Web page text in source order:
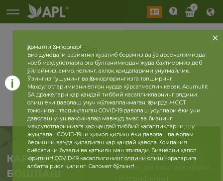
0
2026 2025
КАРЬЕРАНИ
БОШЛАШ
APL ДУНЁДА
Бизнесни кенгайтиринг,
Ҳурматли Ҳамкорлар!
Биз дунёдаги вазиятни кузатиб борамиз ва ўз арсеналимизда
ноёб маҳсулотларга эга бўлганимиздан жуда бахтиёрмиз деб
ўйлаймиз, аммо, келинг, ахлоқ қоидаларини унутмайлик.
Ўзингиз тушунинг ва Ҳамкорларингизга топширинг.
Маҳсулотларимизни ёлғон нурда кўрсатмаслик керак. Acumullit
SA дражелари ҳар қандай тиббий касалликларнинг олдини
олиш ёки даволаш учун мўлжалланмаган. Ҳозирда ЖССТ
томонидан тасдиқланган COVID-19 даволаш усуллари ёки уни
даволаш учун ваксиналар мавжуд эмас ва бизнинг
маҳсулотларимизга ҳар қандай тиббий касалликларни, шу
жумладан COVID-19ни ҳимоя қилиш ёки даволашда ёрдам
беришни ваъда қиладиган ҳар қандай ҳавола Компания
сиёсатини бузади ва қатъиян ман этилади. Бизнесни ҳалол
юритинг! COVID-19 касаллигининг олдини олиш чораларига
албатта риоя қилинг. Саломат бўлинг!